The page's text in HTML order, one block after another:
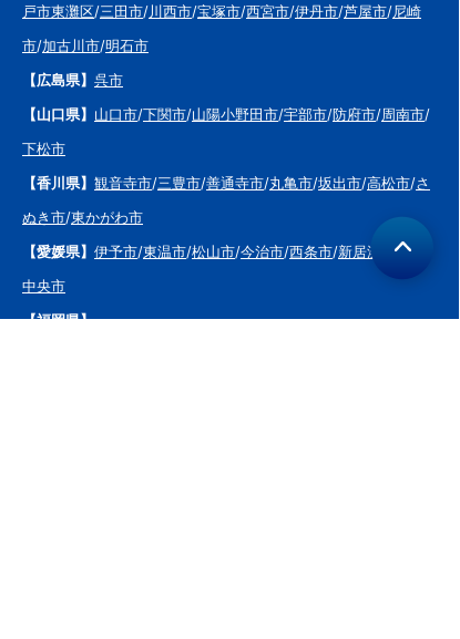
戸市東灘区/三田市/川西市/宝塚市/西宮市/伊丹市/芦屋市/尼崎
市/加古川市/明石市
【広島県】 呉市
【山口県】 山口市/下関市/山陽小野田市/宇部市/防府市/周南市/
下松市
【香川県】 観音寺市/三豊市/善通寺市/丸亀市/坂出市/高松市/さ
ぬき市/東かがわ市
【愛媛県】 伊予市/東温市/松山市/今治市/西条市/新居浜市/四国
中央市
【福岡県】